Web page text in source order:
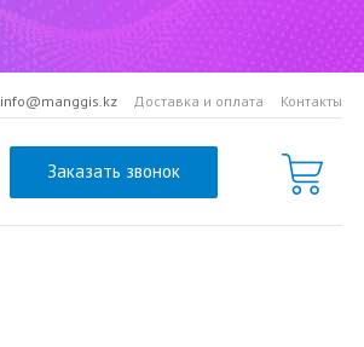
info@manggis.kz Доставка и оплата Контакты
Заказать звонок